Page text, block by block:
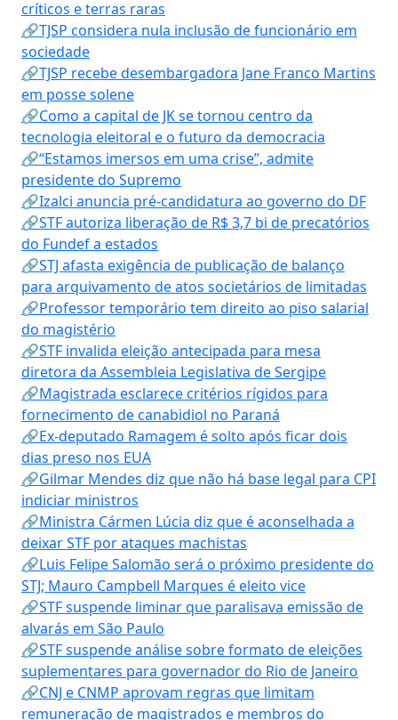
críticos e terras raras
🔗TJSP considera nula inclusão de funcionário em
sociedade
🔗TJSP recebe desembargadora Jane Franco Martins
em posse solene
🔗Como a capital de JK se tornou centro da
tecnologia eleitoral e o futuro da democracia
🔗“Estamos imersos em uma crise”, admite
presidente do Supremo
🔗Izalci anuncia pré-candidatura ao governo do DF
🔗STF autoriza liberação de R$ 3,7 bi de precatórios
do Fundef a estados
🔗STJ afasta exigência de publicação de balanço
para arquivamento de atos societários de limitadas
🔗Professor temporário tem direito ao piso salarial
do magistério
🔗STF invalida eleição antecipada para mesa
diretora da Assembleia Legislativa de Sergipe
🔗Magistrada esclarece critérios rígidos para
fornecimento de canabidiol no Paraná
🔗Ex-deputado Ramagem é solto após ficar dois
dias preso nos EUA
🔗Gilmar Mendes diz que não há base legal para CPI
indiciar ministros
🔗Ministra Cármen Lúcia diz que é aconselhada a
deixar STF por ataques machistas
🔗Luis Felipe Salomão será o próximo presidente do
STJ; Mauro Campbell Marques é eleito vice
🔗STF suspende liminar que paralisava emissão de
alvarás em São Paulo
🔗STF suspende análise sobre formato de eleições
suplementares para governador do Rio de Janeiro
🔗CNJ e CNMP aprovam regras que limitam
remuneração de magistrados e membros do